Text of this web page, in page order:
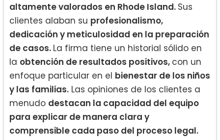
altamente valorados en Rhode Island. Sus
clientes alaban su profesionalismo,
dedicación y meticulosidad en la preparación
de casos. La firma tiene un historial sólido en
la obtención de resultados positivos, con un
enfoque particular en el bienestar de los niños
y las familias. Las opiniones de los clientes a
menudo destacan la capacidad del equipo
para explicar de manera clara y
comprensible cada paso del proceso legal.